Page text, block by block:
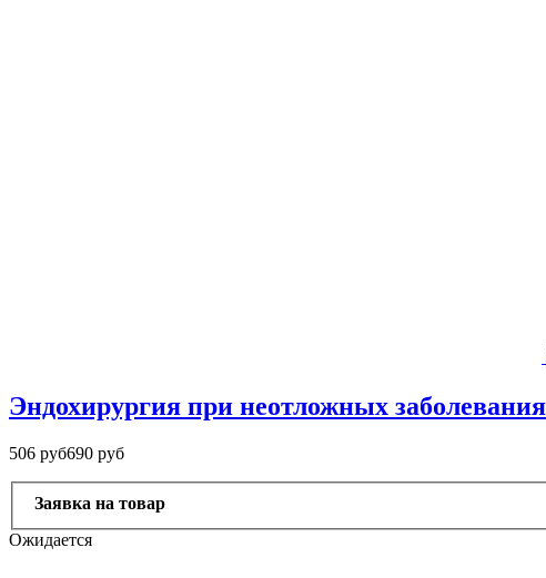
Эндохирургия при неотложных
506 руб690 руб
Заявка на товар
Ожидается